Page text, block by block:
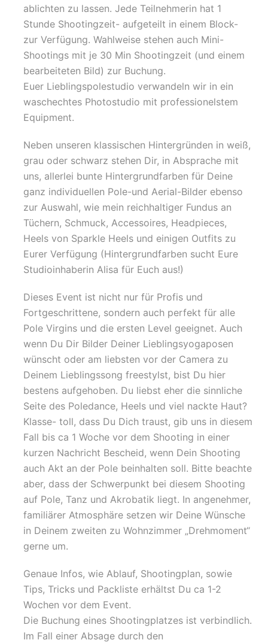
ablichten zu lassen. Jede Teilnehmerin hat 1
Stunde Shootingzeit- aufgeteilt in einem Block-
zur Verfügung. Wahlweise stehen auch Mini-
Shootings mit je 30 Min Shootingzeit (und einem
bearbeiteten Bild) zur Buchung.
Euer Lieblingspolestudio verwandeln wir in ein
waschechtes Photostudio mit professionelstem
Equipment.
Neben unseren klassischen Hintergründen in weiß,
grau oder schwarz stehen Dir, in Absprache mit
uns, allerlei bunte Hintergrundfarben für Deine
ganz individuellen Pole-und Aerial-Bilder ebenso
zur Auswahl, wie mein reichhaltiger Fundus an
Tüchern, Schmuck, Accessoires, Headpieces,
Heels von Sparkle Heels und einigen Outfits zu
Eurer Verfügung (Hintergrundfarben sucht Eure
Studioinhaberin Alisa für Euch aus!)
Dieses Event ist nicht nur für Profis und
Fortgeschrittene, sondern auch perfekt für alle
Pole Virgins und die ersten Level geeignet. Auch
wenn Du Dir Bilder Deiner Lieblingsyogaposen
wünscht oder am liebsten vor der Camera zu
Deinem Lieblingssong freestylst, bist Du hier
bestens aufgehoben. Du liebst eher die sinnliche
Seite des Poledance, Heels und viel nackte Haut?
Klasse- toll, dass Du Dich traust, gib uns in diesem
Fall bis ca 1 Woche vor dem Shooting in einer
kurzen Nachricht Bescheid, wenn Dein Shooting
auch Akt an der Pole beinhalten soll. Bitte beachte
aber, dass der Schwerpunkt bei diesem Shooting
auf Pole, Tanz und Akrobatik liegt. In angenehmer,
familiärer Atmosphäre setzen wir Deine Wünsche
in Deinem zweiten zu Wohnzimmer „Drehmoment“
gerne um.
Genaue Infos, wie Ablauf, Shootingplan, sowie
Tips, Tricks und Packliste erhältst Du ca 1-2
Wochen vor dem Event.
Die Buchung eines Shootingplatzes ist verbindlich.
Im Fall einer Absage durch den